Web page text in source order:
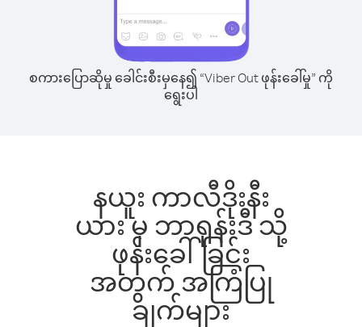
စကားပြောဆိုမှု ခေါင်းစီးမှနေ၍ “Viber Out ဖုန်းခေါ်မှု” ကို
ရွေးပါ
နယူး ကာလီဒိုးနီး
ယား မှ ဘာရုန်းဒီ သို့
ဖုန်းခေါ်ခြင်း
အတွက် အကြံပြု
ချက်များ